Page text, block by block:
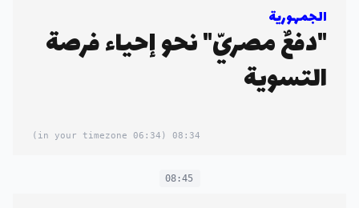
الجمهورية
"دفعٌ مصريّ" نحو إحياء فرصة
التسوية
08:34
(06:34 in your timezone)
08:45